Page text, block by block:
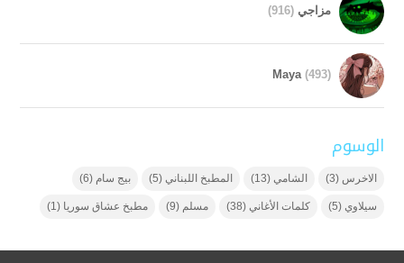
مزاجي (916)
Maya (493)
الوسوم
الاخرس (3) الشامي (13) المطبخ اللبناني (5) بيج سام (6)
سيلاوي (5) كلمات الأغاني (38) مسلم (9) مطبخ عشاق سوريا (1)